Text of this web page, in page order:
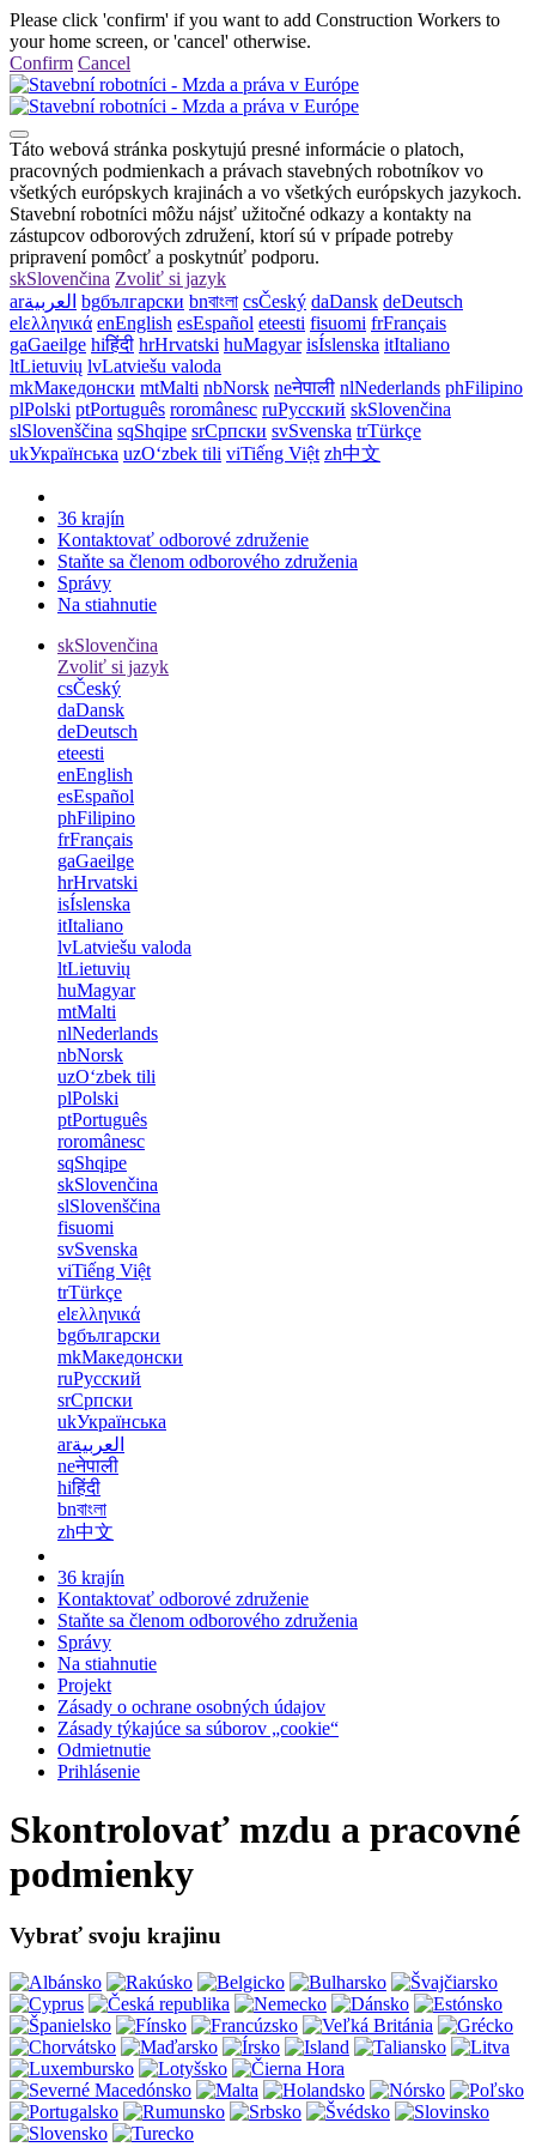
Please click 'confirm' if you want to add Construction Workers to
your home screen, or 'cancel' otherwise.
Confirm Cancel
Táto webová stránka poskytujú presné informácie o platoch,
pracovných podmienkach a právach stavebných robotníkov vo
všetkých európskych krajinách a vo všetkých európskych jazykoch.
Stavební robotníci môžu nájsť užitočné odkazy a kontakty na
zástupcov odborových združení, ktorí sú v prípade potreby
pripravení pomôcť a poskytnúť podporu.
skSlovenčina Zvoliť si jazyk
arالعربية bgбългарски bnবাংলা csČeský daDansk deDeutsch
elελληνικά enEnglish esEspañol eteesti fisuomi frFrançais
gaGaeilge hiहिंदी hrHrvatski huMagyar isÍslenska itItaliano
ltLietuvių lvLatviešu valoda
mkМакедонски mtMalti nbNorsk neनेपाली nlNederlands phFilipino
plPolski ptPortuguês roromânesc ruРусский skSlovenčina
slSlovenščina sqShqipe srСрпски svSvenska trTürkçe
ukУкраїнська uzOʻzbek tili viTiếng Việt zh中文
36 krajín
Kontaktovať odborové združenie
Staňte sa členom odborového združenia
Správy
Na stiahnutie
skSlovenčina
Zvoliť si jazyk
csČeský
daDansk
deDeutsch
eteesti
enEnglish
esEspañol
phFilipino
frFrançais
gaGaeilge
hrHrvatski
isÍslenska
itItaliano
lvLatviešu valoda
ltLietuvių
huMagyar
mtMalti
nlNederlands
nbNorsk
uzOʻzbek tili
plPolski
ptPortuguês
roromânesc
sqShqipe
skSlovenčina
slSlovenščina
fisuomi
svSvenska
viTiếng Việt
trTürkçe
elελληνικά
bgбългарски
mkМакедонски
ruРусский
srСрпски
ukУкраїнська
arالعربية
neनेपाली
hiहिंदी
bnবাংলা
zh中文
36 krajín
Kontaktovať odborové združenie
Staňte sa členom odborového združenia
Správy
Na stiahnutie
Projekt
Zásady o ochrane osobných údajov
Zásady týkajúce sa súborov „cookie“
Odmietnutie
Prihlásenie
Skontrolovať mzdu a pracovné
podmienky
Vybrať svoju krajinu